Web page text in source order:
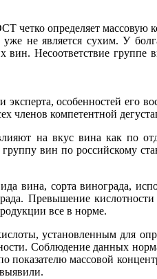
четко определяет массовую
не является сухим. У
вин. Несоответствие
особенностей его
членов компетентной
на вкус вина как по
вин по российскому
вина, сорта винограда,
Превышение
все в норме.
установленным для
Соблюдение данных
показателю массовой